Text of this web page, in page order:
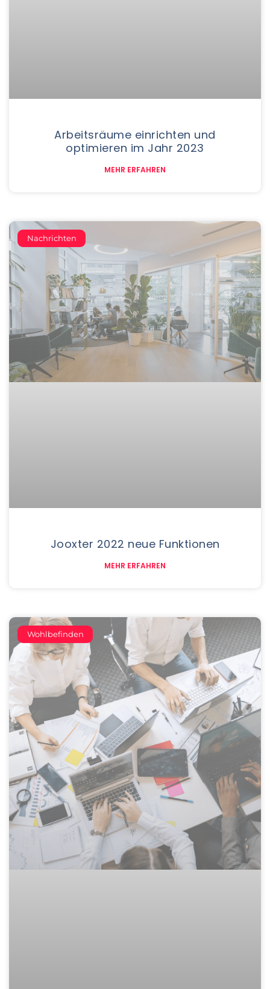
Arbeitsräume einrichten und
optimieren im Jahr 2023
MEHR ERFAHREN
Nachrichten
Jooxter 2022 neue Funktionen
MEHR ERFAHREN
Wohlbefinden